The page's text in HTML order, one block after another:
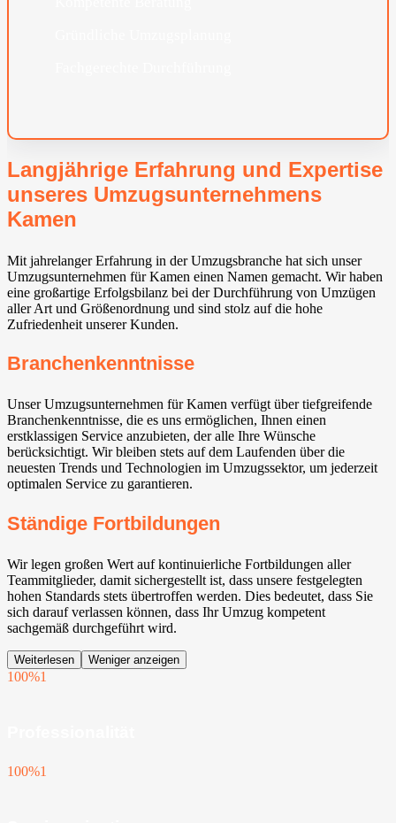
Langjährige Erfahrung und Expertise
unseres Umzugsunternehmens
Kamen
Mit jahrelanger Erfahrung in der Umzugsbranche hat sich unser
Umzugsunternehmen für Kamen einen Namen gemacht. Wir haben
eine großartige Erfolgsbilanz bei der Durchführung von Umzügen
aller Art und Größenordnung und sind stolz auf die hohe
Zufriedenheit unserer Kunden.
Branchenkenntnisse
Unser Umzugsunternehmen für Kamen verfügt über tiefgreifende
Branchenkenntnisse, die es uns ermöglichen, Ihnen einen
erstklassigen Service anzubieten, der alle Ihre Wünsche
berücksichtigt. Wir bleiben stets auf dem Laufenden über die
neuesten Trends und Technologien im Umzugssektor, um jederzeit
optimalen Service zu garantieren.
Ständige Fortbildungen
Wir legen großen Wert auf kontinuierliche Fortbildungen aller
Teammitglieder, damit sichergestellt ist, dass unsere festgelegten
hohen Standards stets übertroffen werden. Dies bedeutet, dass Sie
sich darauf verlassen können, dass Ihr Umzug kompetent
sachgemäß durchgeführt wird.
Weiterlesen Weniger anzeigen
100%1
100%1